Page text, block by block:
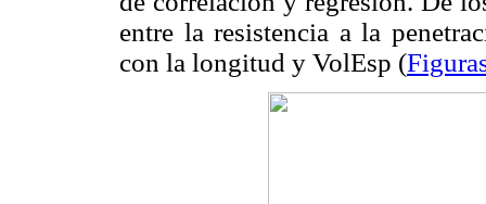
entre la resistencia a la
con la longitud y VolEsp (